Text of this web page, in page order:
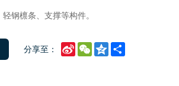
钢檩条、支撑等构件。
分享至：
Sina
Weibo
WeChatQzone